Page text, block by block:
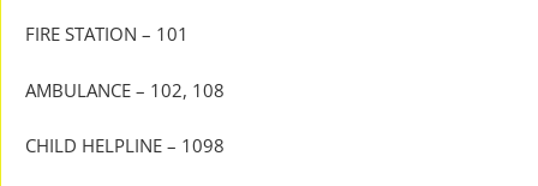
FIRE STATION – 101
AMBULANCE – 102, 108
CHILD HELPLINE – 1098